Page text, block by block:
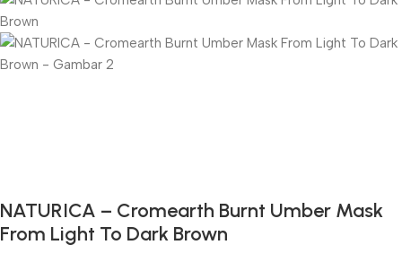
NATURICA – Cromearth Burnt Umber Mask
From Light To Dark Brown